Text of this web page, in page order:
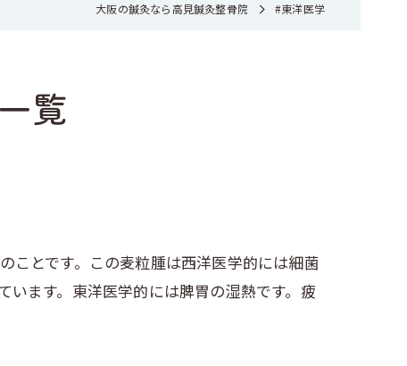
大阪の鍼灸なら高見鍼灸整骨院 #東洋医学
覧
ことです。この麦粒腫は西洋医学的には細菌
います。東洋医学的には脾胃の湿熱です。疲